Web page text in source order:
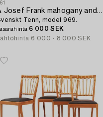
A Josef Frank mahogany and rattan armchair,
Tenn, model 969.
6 000 SEK
Lähtöhinta 6 000 - 8 000 SEK